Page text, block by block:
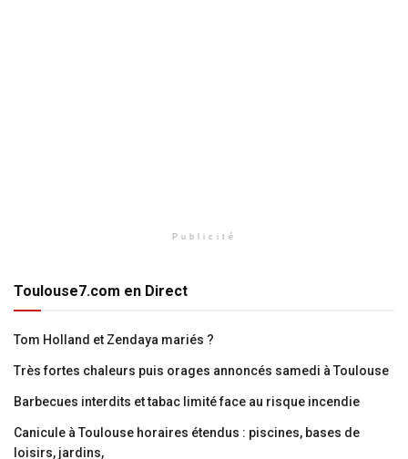
Publicité
Toulouse7.com en Direct
Tom Holland et Zendaya mariés ?
Très fortes chaleurs puis orages annoncés samedi à Toulouse
Barbecues interdits et tabac limité face au risque incendie
Canicule à Toulouse horaires étendus : piscines, bases de
loisirs, jardins,